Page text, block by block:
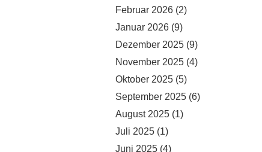
Februar 2026 (2)
Januar 2026 (9)
Dezember 2025 (9)
November 2025 (4)
Oktober 2025 (5)
September 2025 (6)
August 2025 (1)
Juli 2025 (1)
Juni 2025 (4)